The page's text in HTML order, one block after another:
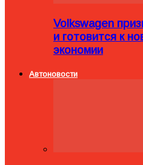
Volkswagen
и готовится к
экономии
Автоновости